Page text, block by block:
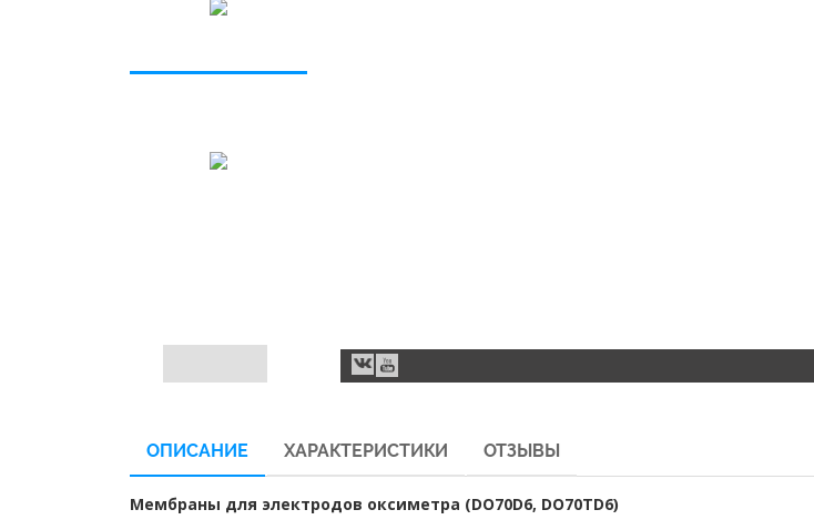
ОПИСАНИЕ ХАРАКТЕРИСТИКИ ОТЗЫВЫ
Мембраны для электродов оксиметра (DO70D6, DO70TD6)